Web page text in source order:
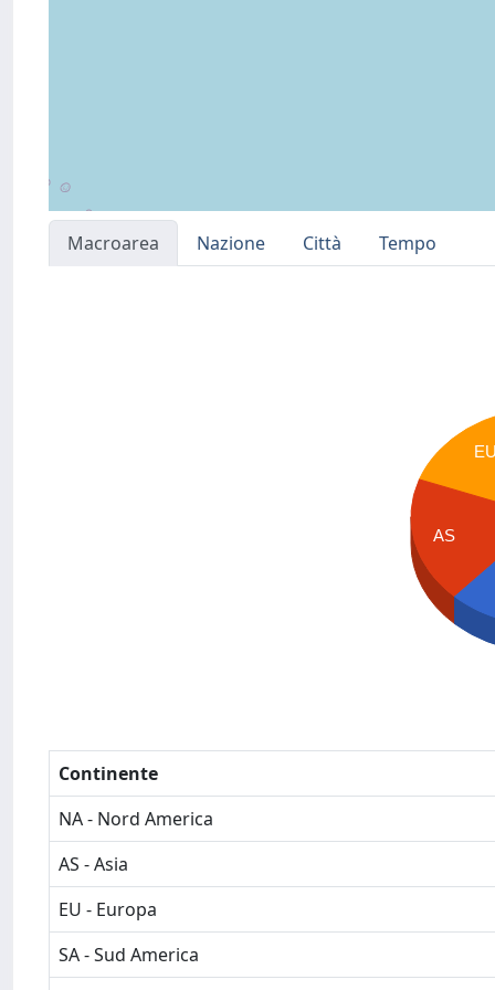
Macroarea Nazione Città Tempo
AS
Continente
NA - Nord America
AS - Asia
EU - Europa
SA - Sud America